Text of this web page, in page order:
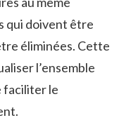
qui doivent être
éliminées. Cette
l’ensemble
faciliter le